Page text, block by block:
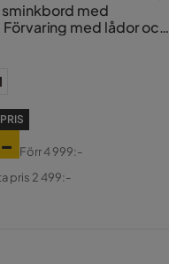
med
med lådor och
Förr4 999:-
pris 2 499:-